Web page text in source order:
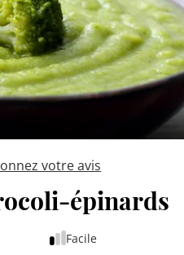
votre avis
épinards
Facile